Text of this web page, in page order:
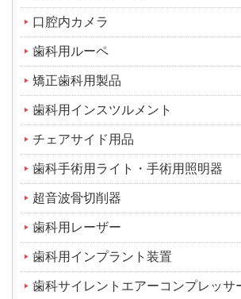
口腔内カメラ
歯科用ルーペ
矯正歯科用製品
歯科用インスツルメント
チェアサイド用品
歯科手術用ライト・手術用照明器
超音波骨切削器
歯科用レーザー
歯科用インプラント装置
歯科サイレントエアーコンプレッサ